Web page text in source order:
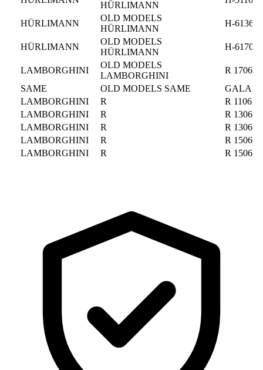
HÜRLIMANN
HÜRLIMANN
OLD MODELS
HÜRLIMANN
H-6136
HÜRLIMANN
OLD MODELS
HÜRLIMANN
H-6170
LAMBORGHINI
OLD MODELS
LAMBORGHINI
R 1706
SAME
OLD MODELS SAME
GALAXI
LAMBORGHINI
R
R 1106 -
LAMBORGHINI
R
R 1306 -
LAMBORGHINI
R
R 1306 -
LAMBORGHINI
R
R 1506 -
LAMBORGHINI
R R 1506 -